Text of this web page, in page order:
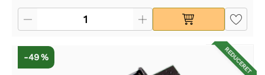
REDUCERET
-49 %